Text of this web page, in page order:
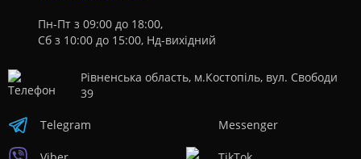
Пн-Пт з 09:00 до 18:00,
Сб з 10:00 до 15:00, Нд-вихідний
Рівненська область, м.Костопіль, вул. Свободи
39
Telegram Messenger